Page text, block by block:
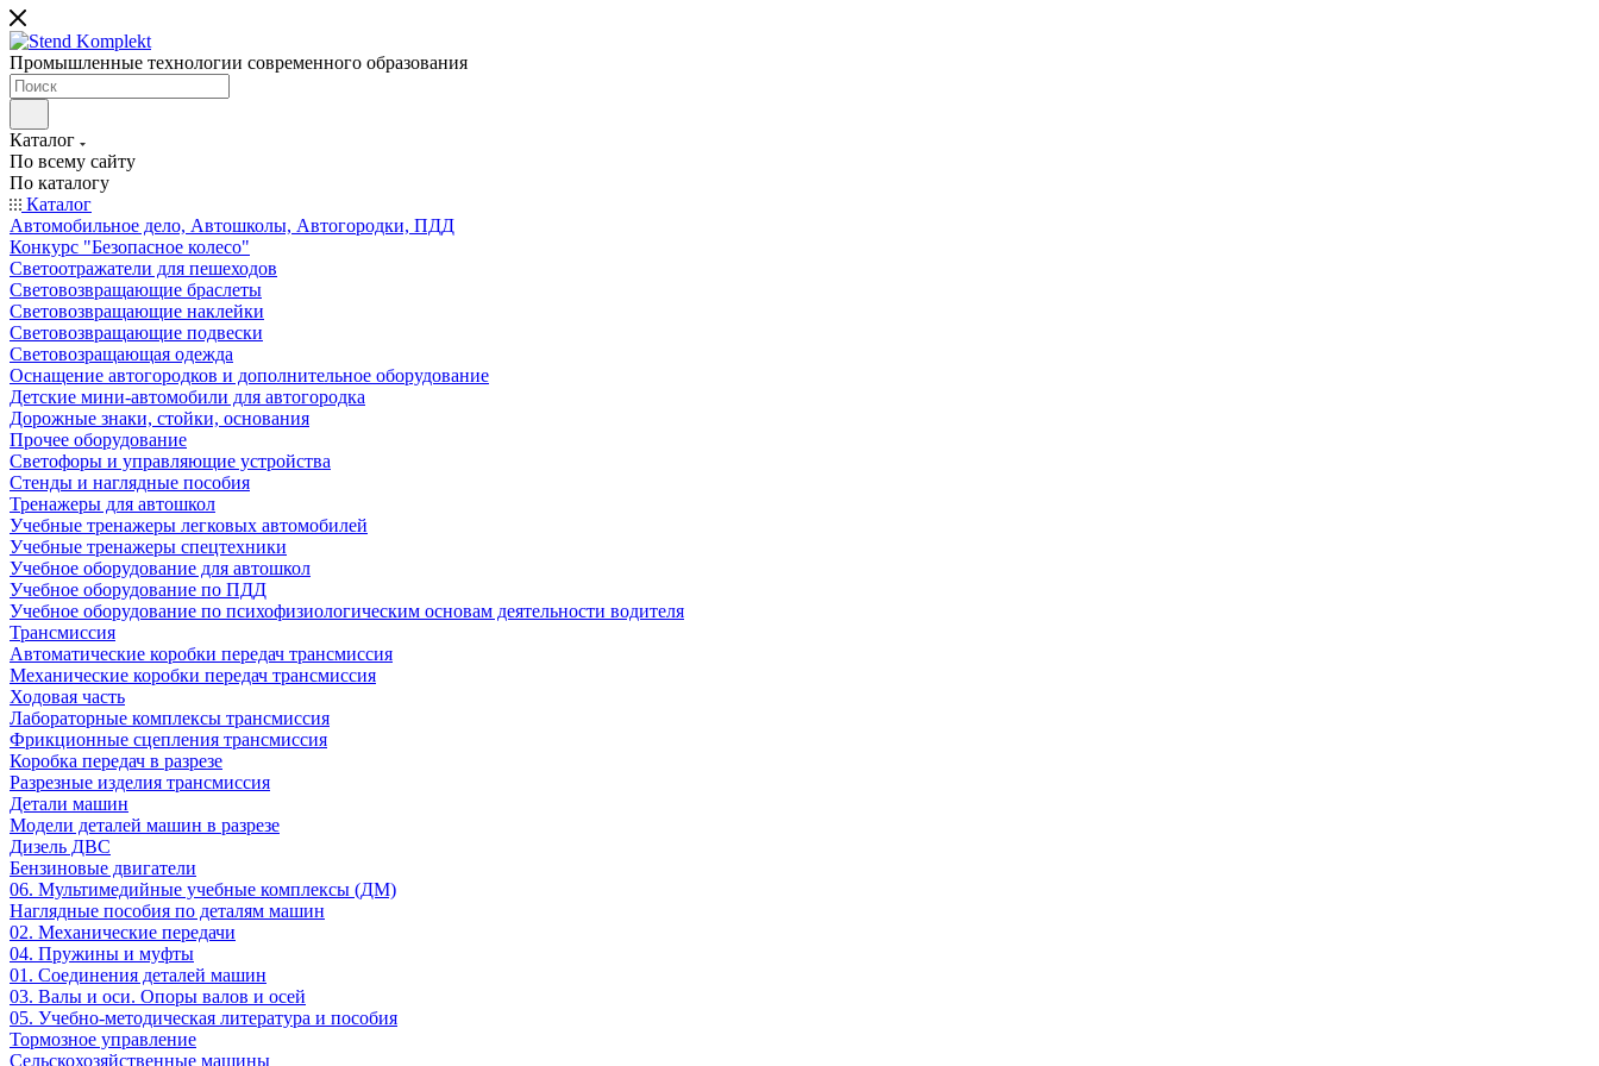
Промышленные технологии современного образования
Каталог
По всему сайту
По каталогу
Каталог
Автомобильное дело, Автошколы, Автогородки, ПДД
Конкурс "Безопасное колесо"
Светоотражатели для пешеходов
Световозвращающие браслеты
Световозвращающие наклейки
Световозвращающие подвески
Световозращающая одежда
Оснащение автогородков и дополнительное оборудование
Детские мини-автомобили для автогородка
Дорожные знаки, стойки, основания
Прочее оборудование
Светофоры и управляющие устройства
Стенды и наглядные пособия
Тренажеры для автошкол
Учебные тренажеры легковых автомобилей
Учебные тренажеры спецтехники
Учебное оборудование для автошкол
Учебное оборудование по ПДД
Учебное оборудование по психофизиологическим основам деятельности водителя
Трансмиссия
Автоматические коробки передач трансмиссия
Механические коробки передач трансмиссия
Ходовая часть
Лабораторные комплексы трансмиссия
Фрикционные сцепления трансмиссия
Коробка передач в разрезе
Разрезные изделия трансмиссия
Детали машин
Модели деталей машин в разрезе
Дизель ДВС
Бензиновые двигатели
06. Мультимедийные учебные комплексы (ДМ)
Наглядные пособия по деталям машин
02. Механические передачи
04. Пружины и муфты
01. Соединения деталей машин
03. Валы и оси. Опоры валов и осей
05. Учебно-методическая литература и пособия
Тормозное управление
Сельскохозяйственные машины